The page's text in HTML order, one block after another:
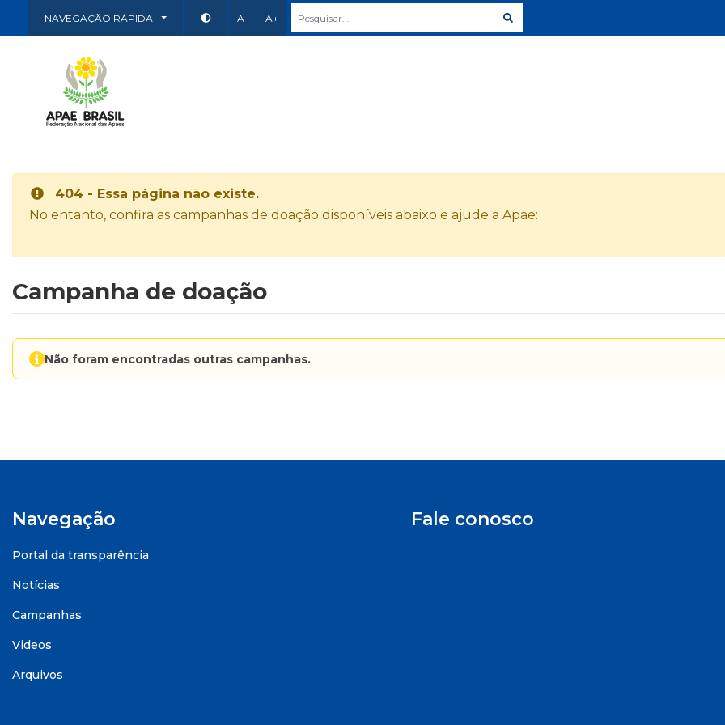
NAVEGAÇÃO RÁPIDA A- A+
404 - Essa página não existe.
No entanto, confira as campanhas de doação disponíveis abaixo e ajude a Apae:
Campanha de doação
Não foram encontradas outras campanhas.
Navegação
Portal da transparência
Notícias
Campanhas
Videos
Arquivos
Fale conosco